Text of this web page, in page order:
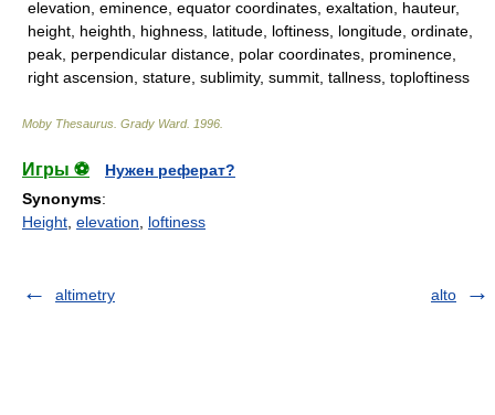
elevation, eminence, equator coordinates, exaltation, hauteur,
height, heighth, highness, latitude, loftiness, longitude, ordinate,
peak, perpendicular distance, polar coordinates, prominence,
right ascension, stature, sublimity, summit, tallness, toploftiness
Moby Thesaurus Grady Ward. 1996
Игры ⚽
Нужен реферат?
Synonyms:
Height elevation loftiness
altimetry alto